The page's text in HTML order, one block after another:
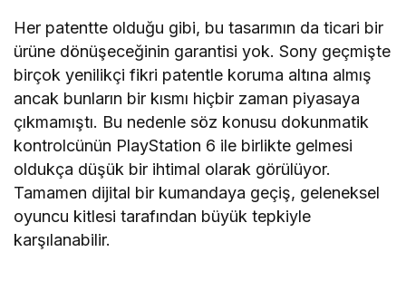
Her patentte olduğu gibi, bu tasarımın da ticari bir
ürüne dönüşeceğinin garantisi yok. Sony geçmişte
birçok yenilikçi fikri patentle koruma altına almış
ancak bunların bir kısmı hiçbir zaman piyasaya
çıkmamıştı. Bu nedenle söz konusu dokunmatik
kontrolcünün PlayStation 6 ile birlikte gelmesi
oldukça düşük bir ihtimal olarak görülüyor.
Tamamen dijital bir kumandaya geçiş, geleneksel
oyuncu kitlesi tarafından büyük tepkiyle
karşılanabilir.